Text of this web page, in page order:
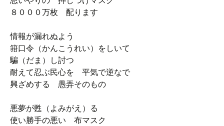
８０００万枚 配ります
情報が漏れぬよう
箝口令（かんこうれい）をしいて
騙（だま）し討つ
耐えて忍ぶ民心を 平気で逆なで
興ざめする 愚弄そのもの
悪夢が甦（よみがえ）る
使い勝手の悪い 布マスク